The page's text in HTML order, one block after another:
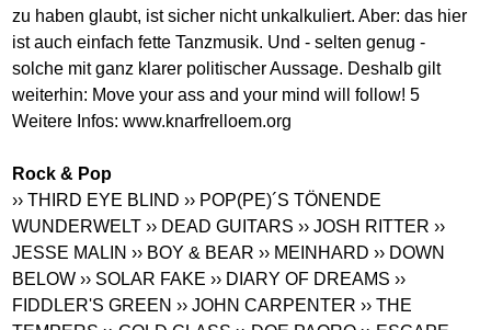
zu haben glaubt, ist sicher nicht unkalkuliert. Aber: das hier
ist auch einfach fette Tanzmusik. Und - selten genug -
solche mit ganz klarer politischer Aussage. Deshalb gilt
weiterhin: Move your ass and your mind will follow! 5
Weitere Infos:www.knarfrelloem.org
Rock & Pop
›› THIRD EYE BLIND ›› POP(PE)´S TÖNENDE
WUNDERWELT ›› DEAD GUITARS ›› JOSH RITTER ››
JESSE MALIN ›› BOY & BEAR ›› MEINHARD ›› DOWN
BELOW ›› SOLAR FAKE ›› DIARY OF DREAMS ››
FIDDLER'S GREEN ›› JOHN CARPENTER ›› THE